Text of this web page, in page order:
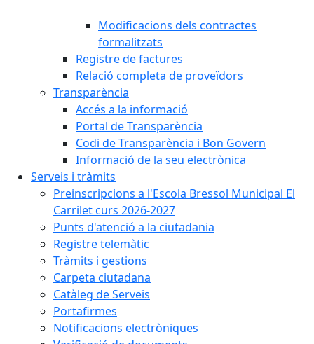
Modificacions dels contractes
formalitzats
Registre de factures
Relació completa de proveïdors
Transparència
Accés a la informació
Portal de Transparència
Codi de Transparència i Bon Govern
Informació de la seu electrònica
Serveis i tràmits
Preinscripcions a l'Escola Bressol Municipal El
Carrilet curs 2026-2027
Punts d'atenció a la ciutadania
Registre telemàtic
Tràmits i gestions
Carpeta ciutadana
Catàleg de Serveis
Portafirmes
Notificacions electròniques